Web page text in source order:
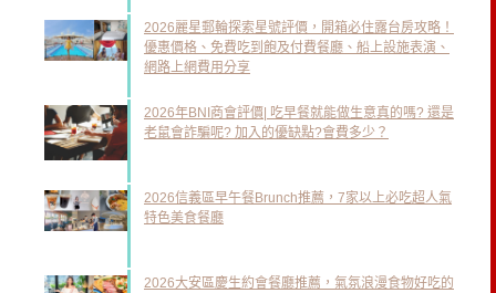
2026麗星郵輪探索星號評價，開箱必住露台房攻略！
優惠價格、免費吃到飽及付費餐廳、船上設施表演、
網路上網費用分享
2026年BNI商會評價| 吃早餐就能做生意真的嗎? 還是
老鼠會詐騙呢? 加入的優缺點?會費多少？
2026信義區早午餐Brunch推薦，7家以上必吃超人氣
特色美食餐廳
2026大安區慶生約會餐廳推薦，氣氛浪漫食物好吃的